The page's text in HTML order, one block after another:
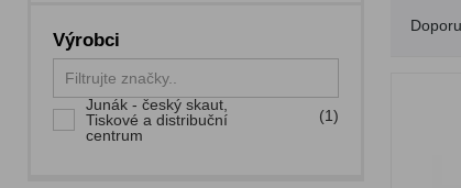
Výrobci
Junák - český skaut,
Tiskové a distribuční
centrum
(1)